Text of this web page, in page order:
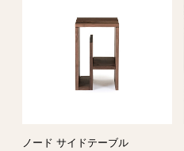
ノード サイドテーブル